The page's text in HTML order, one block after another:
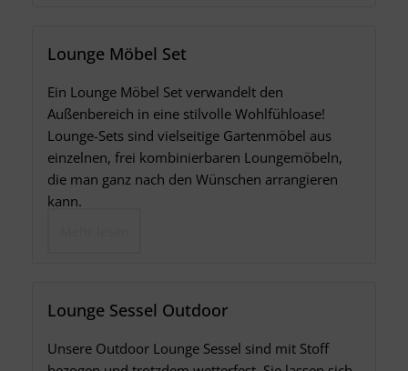
Lounge Möbel Set
Ein Lounge Möbel Set verwandelt den
Außenbereich in eine stilvolle Wohlfühloase!
Lounge-Sets sind vielseitige Gartenmöbel aus
einzelnen, frei kombinierbaren Loungemöbeln,
die man ganz nach den Wünschen arrangieren
kann.
Lounge Sessel Outdoor
Unsere Outdoor Lounge Sessel sind mit Stoff